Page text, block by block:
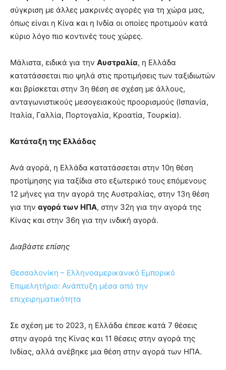
σύγκριση με άλλες μακρινές αγορές για τη χώρα μας,
όπως είναι η Κίνα και η Ινδία οι οποίες προτιμούν κατά
κύριο λόγο πιο κοντινές τους χώρες.
Μάλιστα, ειδικά για την Αυστραλία, η Ελλάδα
κατατάσσεται πιο ψηλά στις προτιμήσεις των ταξιδιωτών
και βρίσκεται στην 3η θέση σε σχέση με άλλους,
ανταγωνιστικούς μεσογειακούς προορισμούς (Ισπανία,
Ιταλία, Γαλλία, Πορτογαλία, Κροατία, Τουρκία).
Κατάταξη της Ελλάδας
Ανά αγορά, η Ελλάδα κατατάσσεται στην 10η θέση
προτίμησης για ταξίδια στο εξωτερικό τους επόμενους
12 μήνες για την αγορά της Αυστραλίας, στην 13η θέση
για την αγορά των ΗΠΑ, στην 32η για την αγορά της
Κίνας και στην 36η για την ινδική αγορά.
Διαβάστε επίσης
Θεσσαλονίκη – Ελληνοαμερικανικό Εμπορικό
Επιμελητήριο: Ανάπτυξη μέσα από την
επιχειρηματικότητα
Σε σχέση με το 2023, η Ελλάδα έπεσε κατά 7 θέσεις
στην αγορά της Κίνας και 11 θέσεις στην αγορά της
Ινδίας, αλλά ανέβηκε μια θέση στην αγορά των ΗΠΑ.